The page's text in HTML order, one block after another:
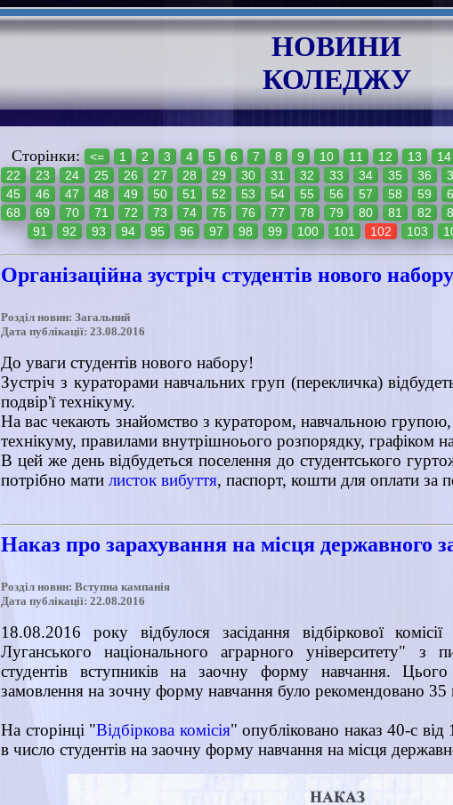
НОВИНИ
КОЛЕДЖУ
Сторінки: <= 1 2 3 4 5 6 7 8 9 10 11 12 13 14
22
23 24 25 26 27 28 29 30 31 32 33 34 35 36
45
46 47 48 49 50 51 52 53 54 55 56 57 58 59
68
69 70 71 72 73 74 75 76 77 78 79 80 81 82
91
92 93 94 95 96 97 98 99 100 101 102 103
Організаційна зустріч студентів нового
Розділ новин: Загальний
Дата публікації: 23.08.2016
До уваги студентів нового набору!
Зустріч з кураторами навчальних груп (перекличка)
подвір'ї технікуму.
На вас чекають знайомство з куратором, навчальною
технікуму, правилами внутрішноього розпорядку, графіком
В цей же день відбудеться поселення до студентського
потрібно мати листок вибуття, паспорт, кошти для оплати за
Наказ про зарахування на місця державного
Розділ новин: Вступна кампанія
Дата публікації: 22.08.2016
18.08.2016 року відбулося засідання відбіркової
Луганського національного аграрного університету" з
студентів вступників на заочну форму навчання.
замовлення на зочну форму навчання було рекомендовано 35
На сторінці "Відбіркова комісія" опубліковано наказ 40-с
в число студентів на заочну форму навчання на місця